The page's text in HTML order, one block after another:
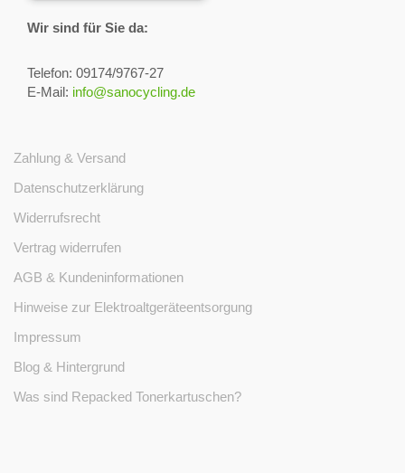
Wir sind für Sie da:
Telefon: 09174/9767-27
E-Mail: info@sanocycling.de
Zahlung & Versand
Datenschutzerklärung
Widerrufsrecht
Vertrag widerrufen
AGB & Kundeninformationen
Hinweise zur Elektroaltgeräteentsorgung
Impressum
Blog & Hintergrund
Was sind Repacked Tonerkartuschen?